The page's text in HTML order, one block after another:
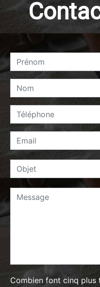
Combien font cinq plus